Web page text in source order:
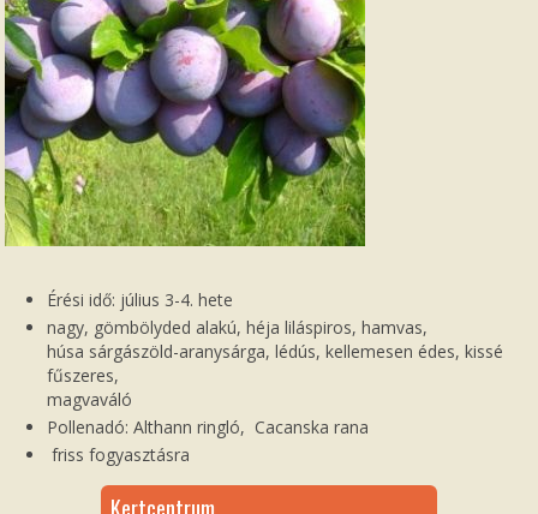
Érési idő: július 3-4. hete
nagy, gömbölyded alakú, héja liláspiros, hamvas,
húsa sárgászöld-aranysárga, lédús, kellemesen édes, kissé
fűszeres,
magvaváló
Pollenadó: Althann ringló, Cacanska rana
friss fogyasztásra
Kertcentrum